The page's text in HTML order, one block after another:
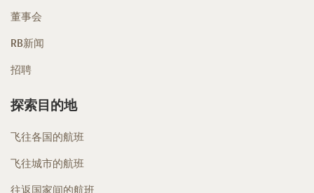
董事会
RB新闻
招聘
探索目的地
飞往各国的航班
飞往城市的航班
往返国家间的航班